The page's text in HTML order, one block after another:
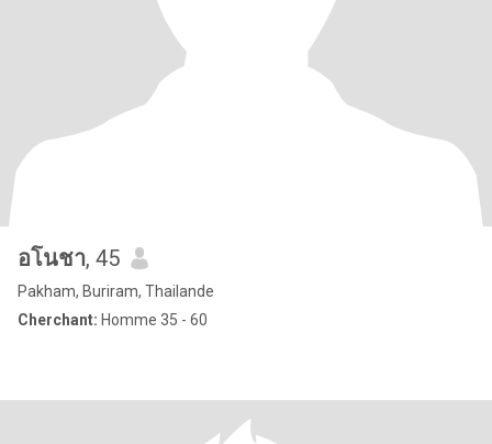
อโนชา, 45
Pakham, Buriram, Thailande
Cherchant: Homme 35 - 60